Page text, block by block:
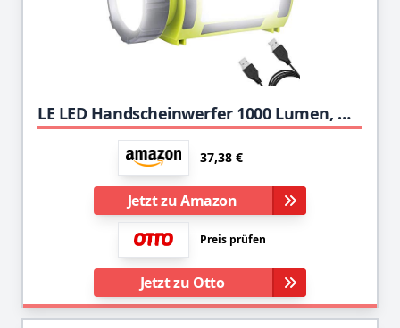
LE LED Handscheinwerfer 1000 Lumen, Wiederaufladbare CREE Akku Handlampe mit Powerbank, 10W Dimmbare Taschenlampe inkl. 3 Lichtmodi 2 Helligkeitsstufen, USB-Kabel für Notfall Camping usw.
37,38 €
Jetzt zu Amazon
Preis prüfen
Jetzt zu Otto